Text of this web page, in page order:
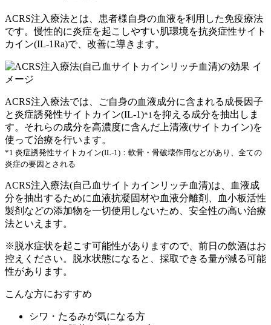
ACRS注入療法とは、患者様自身の血液を利用した免疫療法
です。慢性的に炎症を起こしやすい肌環境を抗炎症性サイト
カイン(IL-1Ra)で、改善に導きます。
ACRS注入療法では、ご自身の血液成分に含まれる 成長因子
と炎症誘発性サイトカイン(IL-1)*1 を抑える成分を抽出しま
す。それらの成分を高濃度に含んだ上清液(サイトカイン)を
使って治療を行います。
*1 炎症誘発性サイトカイン(IL-1)：軟骨・骨破壊作用などがあり、全ての
炎症の要因とされる
ACRS注入療法(自己血サイトカインリッチ血清)は、血液成
分を抽出するために血液抗凝固材や血液分離剤、血小板活性
製剤などの添加物を一切使用しないため、安全性の高い治療
法といえます。
※脱水症状を起こす可能性がありますので、前日の飲酒はお
控えください。脱水状態になると、採取できる量が減る可能
性があります。
こんな方におすすめ
シワ・たるみが気になる方